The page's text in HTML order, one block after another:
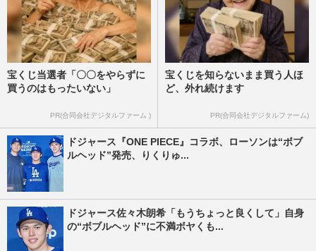
宝くじ当選者「〇〇をやらずに
買うのはもったいない」
PR(合同会社デジタルファーム )
宝くじを知らないまま買う人ほ
ど、外れ続けます
PR(合同会社デジタルファーム)
ドジャース『ONE PIECE』コラボ、ローソンは“ボブ
ルヘッド”発売、りくりゅ...
ドジャース佐々木朗希「もうちょっと良くして」自身
の“ボブルヘッド”に不満ボヤくも...